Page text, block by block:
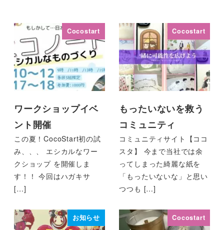
Cocostart
ワークショップイベ
ント開催
この夏！CocoStart初の試
み、、、 エシカルなワー
クショップ を開催しま
す！！ 今回はハガキサ
[…]
Cocostart
もったいないを救う
コミュニティ
コミュニティサイト【ココ
スタ】 今まで当社では余
ってしまった綺麗な紙を
「もったいないな」と思い
つつも […]
お知らせ Cocostart